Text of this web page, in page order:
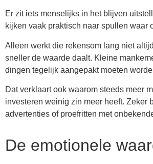
Er zit iets menselijks in het blijven
kijken vaak praktisch naar spullen waar
Alleen werkt die rekensom lang niet
sneller de waarde daalt. Kleine
dingen tegelijk aangepakt moeten
Dat verklaart ook waarom steeds meer
investeren weinig zin meer heeft. Zeker
advertenties of proefritten met
De emotionele